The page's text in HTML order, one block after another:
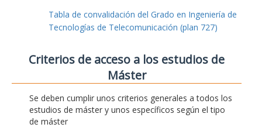
Tabla de convalidación del Grado en Ingeniería de
Tecnologías de Telecomunicación (plan 727)
Criterios de acceso a los estudios de
Máster
Se deben cumplir unos criterios generales a todos los
estudios de máster y unos específicos según el tipo
de máster